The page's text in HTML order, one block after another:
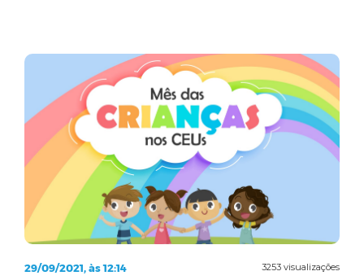
3253 visualizações
29/09/2021, às 12:14